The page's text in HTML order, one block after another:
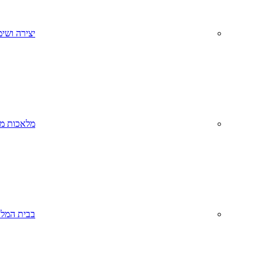
יצירה
מלאכות
בבית